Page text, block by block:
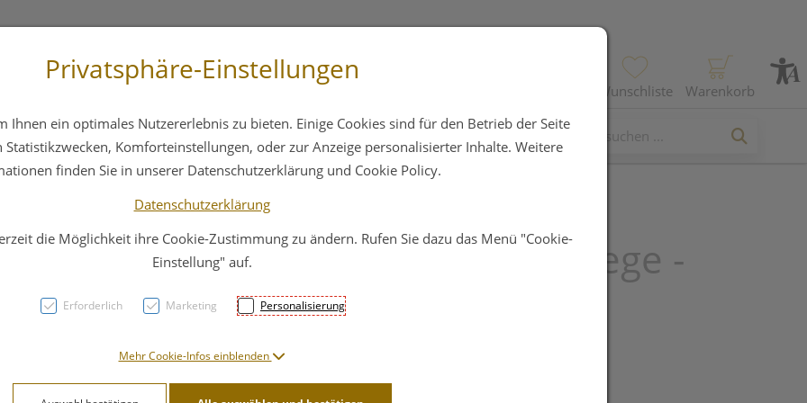
Wunschliste Warenkorb
Hautpflege Familie Nahrungsergänzung
Mavala Augenpflege -
kontur Gel 15ml
21,91 EUR
Privatsphäre-Einstellungen
Ihnen ein optimales Nutzererlebnis zu bieten. Einige Cookies sind für den Betrieb der Seite
Komforteinstellungen, oder zur Anzeige personalisierter Inhalte. Weitere
finden Sie in unserer Datenschutzerklärung und Cookie Policy.
Datenschutzerklärung
die Möglichkeit ihre Cookie-Zustimmung zu ändern. Rufen Sie dazu das Menü "Cookie-
Einstellung" auf.
Erforderlich Marketing Personalisierung
Mehr Cookie-Infos einblenden